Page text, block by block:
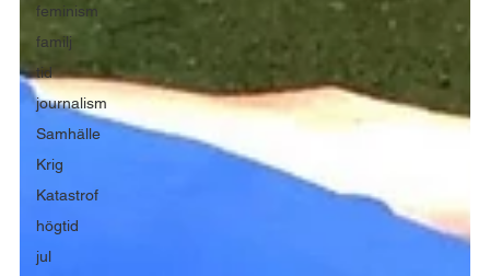
feminism
familj
tid
journalism
Samhälle
Krig
Katastrof
högtid
jul